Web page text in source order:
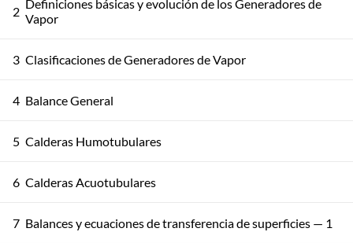
2 Definiciones básicas y evolución de los Generadores de
Vapor
3 Clasificaciones de Generadores de Vapor
4 Balance General
5 Calderas Humotubulares
6 Calderas Acuotubulares
7 Balances y ecuaciones de transferencia de superficies — 1